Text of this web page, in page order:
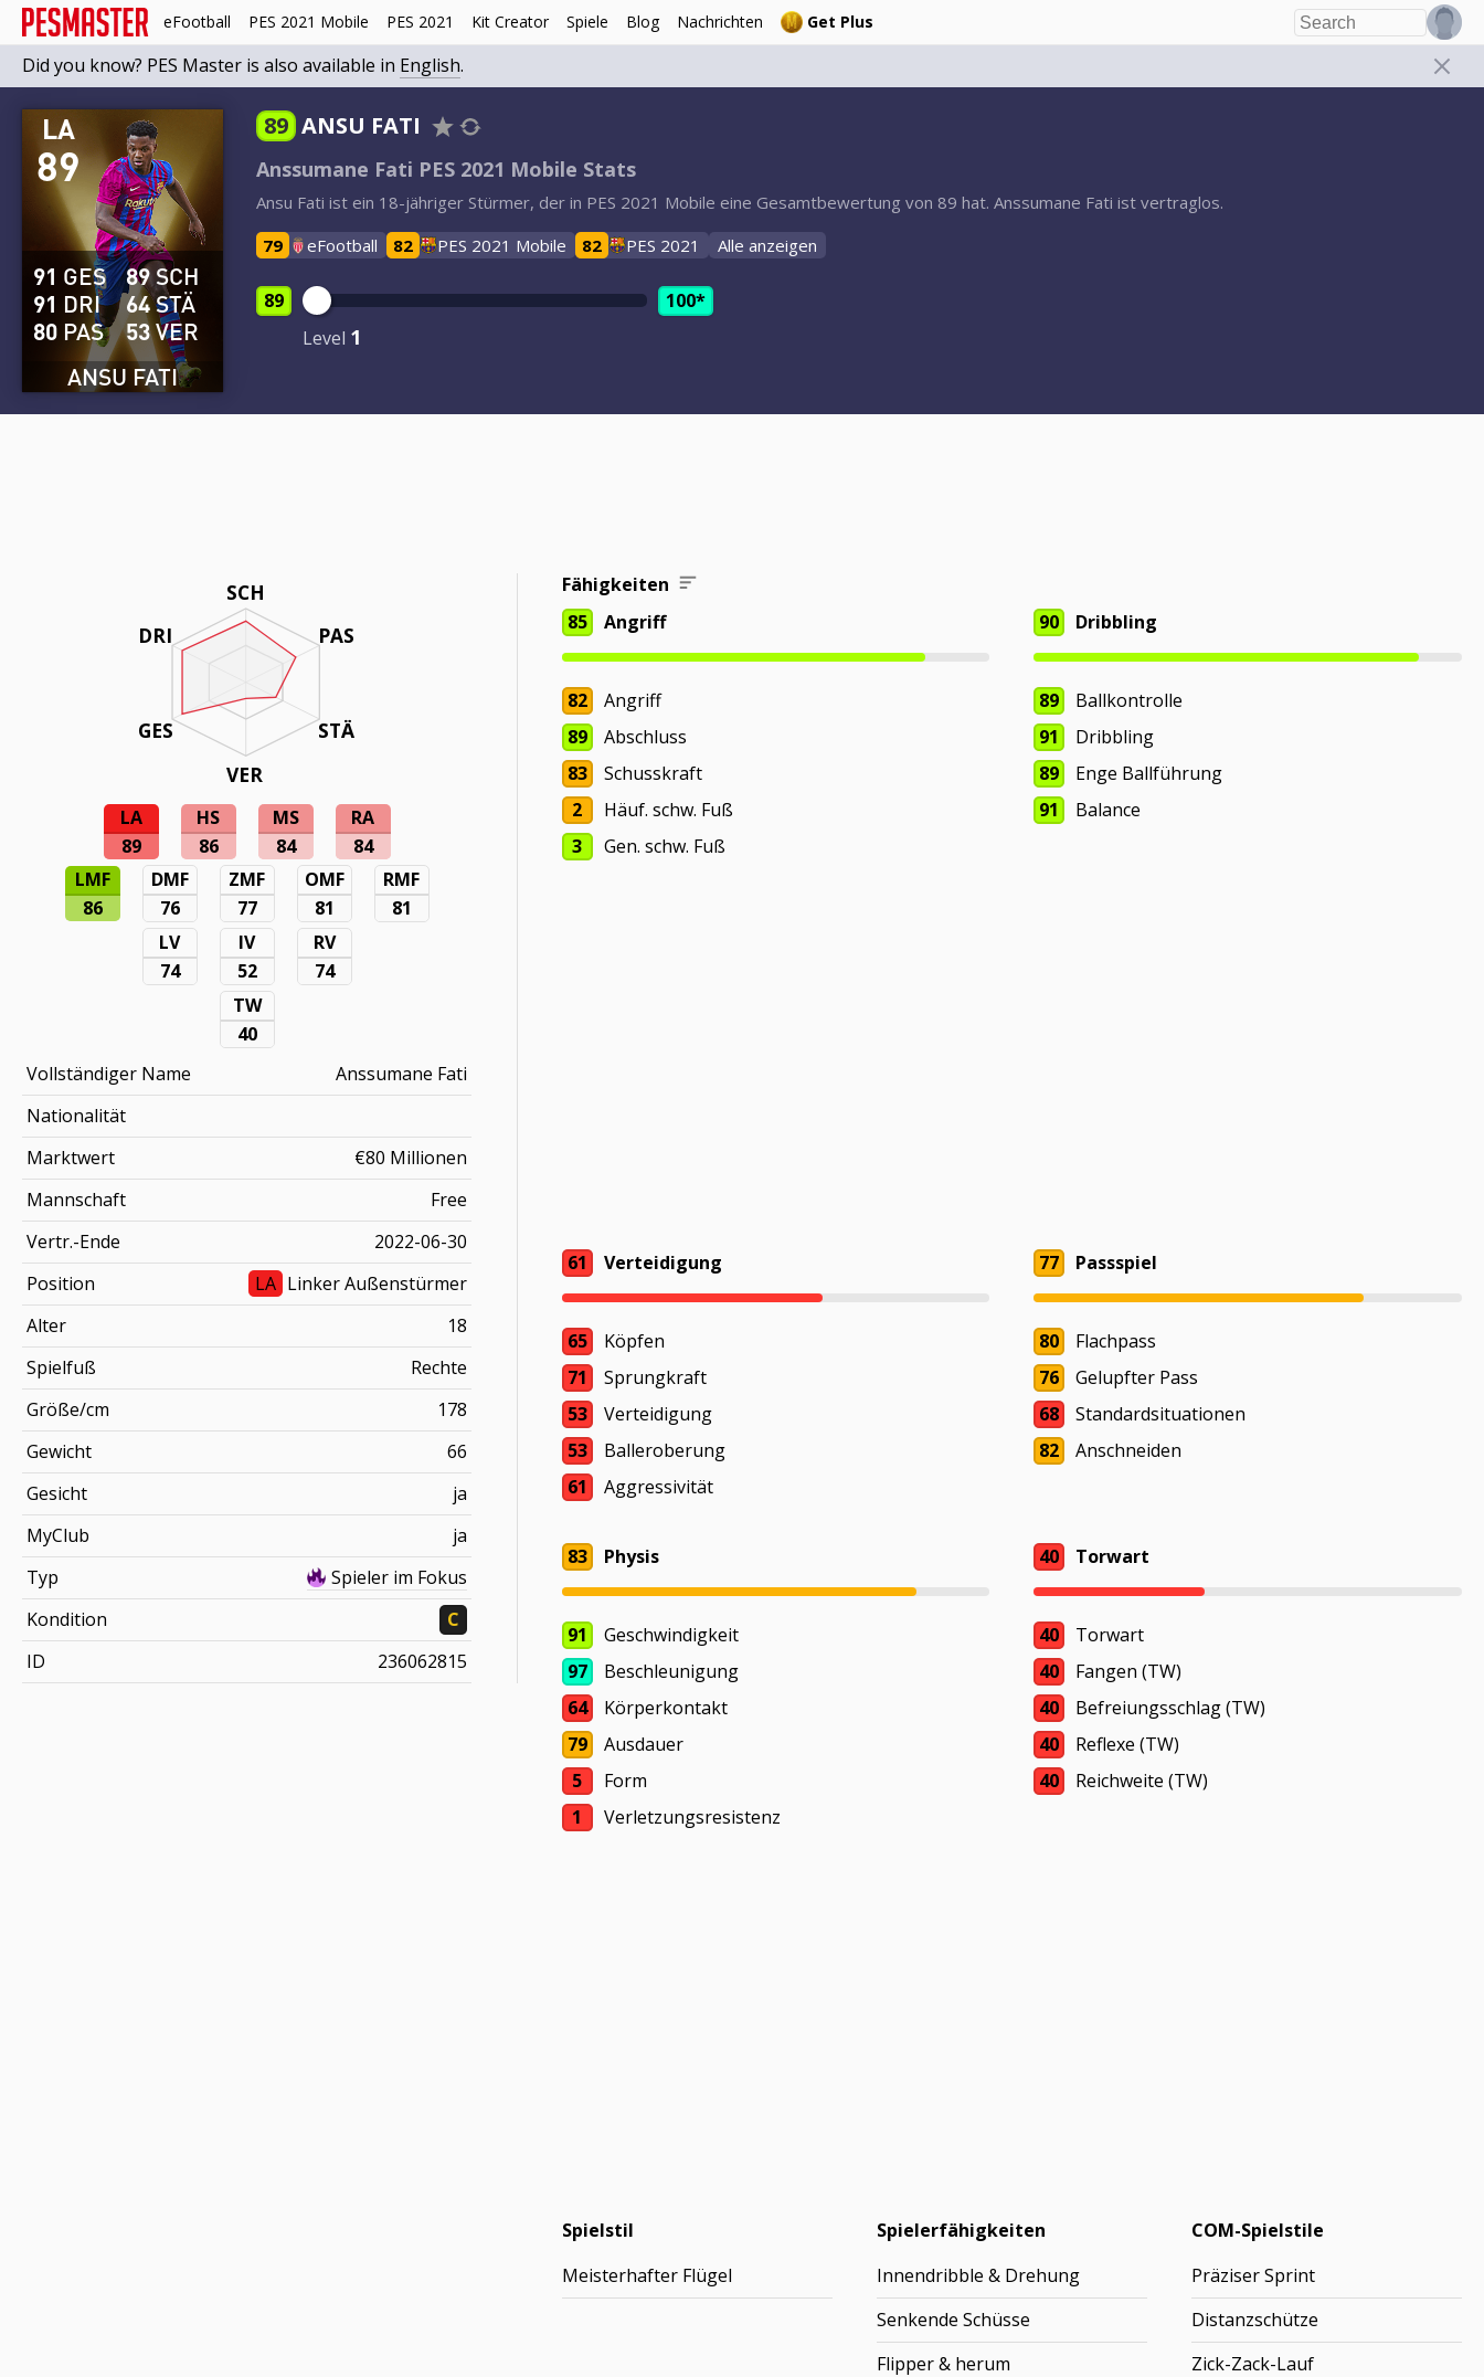
eFootball PES 2021 Mobile PES 2021 Kit Creator Spiele Blog Nachrichten Get Plus
Did you know? PES Master is also available in English.
89
LA
ANSU FATI
91 GES
91 DRI
80 PAS
89 SCH
64STÄ
53VER
89 ANSU FATI
Anssumane Fati PES 2021 Mobile Stats
Ansu Fati ist ein 18-jähriger Stürmer, der in PES 2021 Mobile eine Gesamtbewertung von 89 hat. Anssumane Fati ist vertraglos.
79
eFootball 82 PES 2021 Mobile 82 PES 2021 Alle anzeigen
89
Level 1
100*
SCH
PAS
STÄ
VER
DRI
GES
LA
89
HS
86
MS
84
RA
84
LMF
86
DMF
76
ZMF
77
OMF
81
RMF
81
LV
74
IV
52
RV
74
TW
40
Vollständiger Name
Anssumane Fati
Nationalität
Marktwert
€80 Millionen
Mannschaft
Free
Vertr.-Ende
2022-06-30
Position
LA Linker Außenstürmer
Alter
18
Spielfuß
Rechte
Größe/cm
178
Gewicht
66
Gesicht
ja
MyClub
ja
Typ
Spieler im Fokus
Kondition
C
ID
236062815
Fähigkeiten
85
Angriff
82
Angriff
89
Abschluss
83
Schusskraft
2
Häuf. schw. Fuß
3
Gen. schw. Fuß
90 Dribbling
89
Ballkontrolle
91
Dribbling
89
Enge Ballführung
91
Balance
61 Verteidigung
65
Köpfen
71
Sprungkraft
53
Verteidigung
53
Balleroberung
61
Aggressivität
77 Passspiel
80
Flachpass
76
Gelupfter Pass
68
Standardsituationen
82
Anschneiden
83 Physis
91
Geschwindigkeit
97
Beschleunigung
64
Körperkontakt
79
Ausdauer
5
Form
1
Verletzungsresistenz
40 Torwart
40
Torwart
40
Fangen (TW)
40
Befreiungsschlag (TW)
40
Reflexe (TW)
40
Reichweite (TW)
Spielstil
Meisterhafter Flügel
Spielerfähigkeiten
Innendribble & Drehung
Senkende Schüsse
Flipper & herum
COM-Spielstile
Präziser Sprint
Distanzschütze
Zick-Zack-Lauf